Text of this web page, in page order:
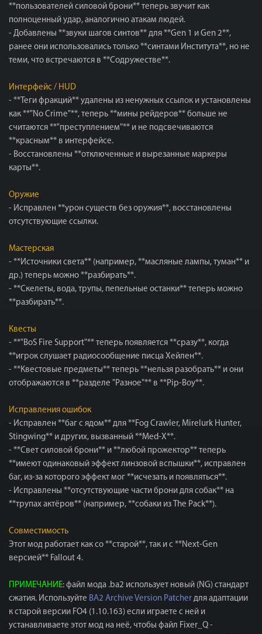
**пользователей силовой брони** теперь звучит как
полноценный удар, аналогично атакам людей.
- Добавлены **звуки шагов синтов** для **Gen 1 и Gen 2**,
ранее они использовались только **синтами Института**, но не
теми, что встречаются в **Содружестве**.
Интерфейс / HUD
- **Теги фракций** удалены из ненужных ссылок и установлены
как **"No Crime"**, теперь **мины рейдеров** больше не
считаются **"преступлением"** и не подсвечиваются
**красным** в интерфейсе.
- Восстановлены **отключенные и вырезанные маркеры
карты**.
Оружие
- Исправлен **урон существ без оружия**, восстановлены
отсутствующие ссылки.
Мастерская
- **Источники света** (например, **масляные лампы, туман** и
др.) теперь можно **разбирать**.
- **Скелеты, вода, трупы, пепельные останки** теперь можно
**разбирать**.
Квесты
- **"BoS Fire Support"** теперь появляется **сразу**, когда
**игрок слушает радиосообщение писца Хейлен**.
- **Квестовые предметы** теперь **нельзя разобрать** и они
отображаются в **разделе "Разное"** в **Pip-Boy**.
Исправления ошибок
- Исправлен **баг с ядом** для **Fog Crawler, Mirelurk Hunter,
Stingwing** и других, вызванный **Med-X**.
- **Свет силовой брони** и **любой прожектор** теперь
**имеют одинаковый эффект линзовой вспышки**, исправлен
баг, из-за которого эффект мог **исчезать и появляться**.
- Исправлены **отсутствующие части брони для собак** на
**трупах актёров** (например, **собаки из The Pack**).
Совместимость
Этот мод работает как со **старой**, так и с **Next-Gen
версией** Fallout 4.
ПРИМЕЧАНИЕ: файл мода .ba2 использует новый (NG) стандарт
сжатия. Используйте BA2 Archive Version Patcher для адаптации
к старой версии FO4 (1.10.163) если играете с ней и
устанавливаете этот мод на неё, чтобы файл Fixer_Q -